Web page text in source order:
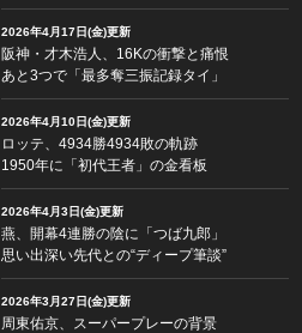
2026年4月17日(金)更新
阪神・才木浩人、16Kの衝撃と痛恨
あと3つで「最多奪三振記録タイ」
2026年4月10日(金)更新
ロッテ、4934勝4934敗の軌跡
1950年に「初代王者」の金看板
2026年4月3日(金)更新
燕、開幕4連勝の陰に「つば九郎」
思い出深い先代との“ディープ筆談”
2026年3月27日(金)更新
周東佑京、スーパープレーの背景